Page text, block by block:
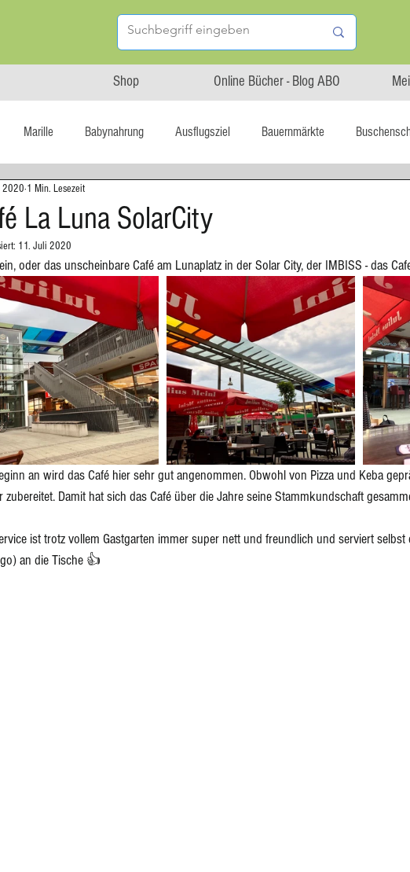
Shop Online Bücher - Blog ABO
Marille Babynahrung Ausflugsziel Bauernmärkte
HERZGENUSS
Blog Regional statt global Startup Asiatische Küche Aufstrich
Blätterteig Blechkuchen Biskuit Burger
Dessert Komponenten Eingelegtes, Eingekochtes, Dörren Eis
Feigen Fisch
La Luna SolarCity
2020 1 Min. Lesezeit
11. Juli 2020
oder das unscheinbare Café am Lunaplatz in der Solar City, der IMBISS - das
an wird das Café hier sehr gut angenommen. Obwohl von Pizza und Keba
zubereitet. Damit hat sich das Café über die Jahre seine Stammkundschaft
ist trotz vollem Gastgarten immer super nett und freundlich und serviert
an die Tische 👍